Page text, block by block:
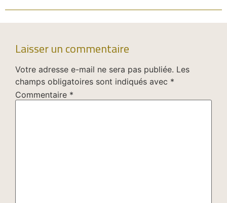
Laisser un commentaire
Votre adresse e-mail ne sera pas publiée. Les
champs obligatoires sont indiqués avec *
Commentaire *